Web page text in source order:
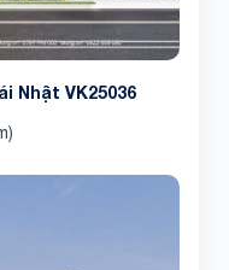
Nhật VK25036